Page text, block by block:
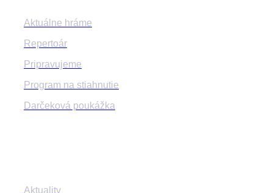
Aktuálne hráme
Repertoár
Pripravujeme
Program na stiahnutie
Darčeková poukážka
Aktuality